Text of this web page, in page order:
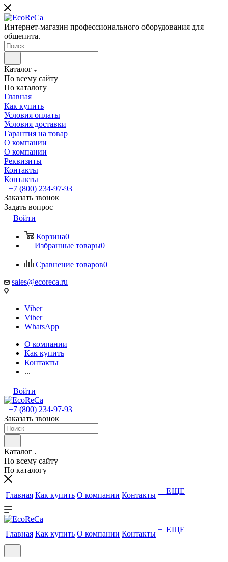
Интернет-магазин профессионального оборудования для
общепита.
Каталог
По всему сайту
По каталогу
Главная
Как купить
Условия оплаты
Условия доставки
Гарантия на товар
О компании
О компании
Реквизиты
Контакты
Контакты
+7 (800) 234-97-93
Заказать звонок
Задать вопрос
Войти
Корзина0
Избранные товары0
Сравнение товаров0
sales@ecoreca.ru
Viber
Viber
WhatsApp
О компании
Как купить
Контакты
...
Войти
+7 (800) 234-97-93
Заказать звонок
Каталог
По всему сайту
По каталогу
Главная Как купить О компании Контакты + ЕЩЕ
Главная Как купить О компании Контакты + ЕЩЕ